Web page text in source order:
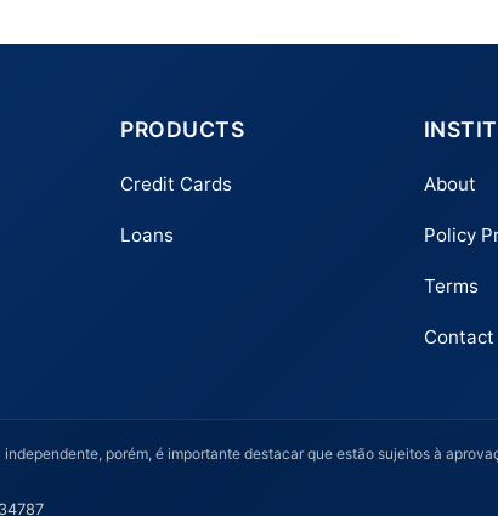
PRODUCTS
Credit Cards
Loans
About
Policy
Terms
Contact
porém, é importante destacar que estão sujeitos à